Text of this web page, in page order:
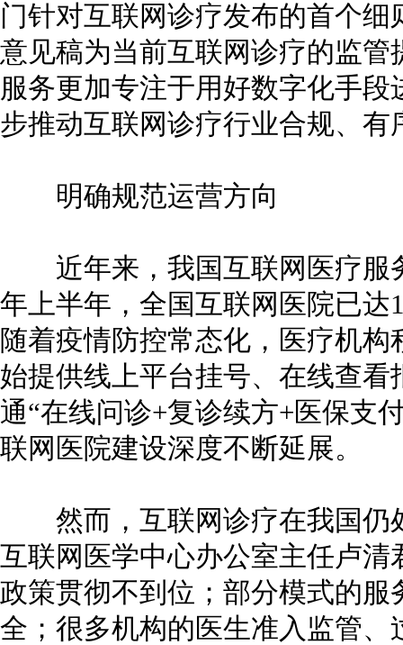
门针对互联网诊疗发布的首个
意见稿为当前互联网诊疗的监
服务更加专注于用好数字化手
步推动互联网诊疗行业合规、有
明确规范运营方向
近年来，我国互联网医疗服
年上半年，全国互联网医院已达
随着疫情防控常态化，医疗机
始提供线上平台挂号、在线查
通“在线问诊+复诊续方+医保支
联网医院建设深度不断延展。
然而，互联网诊疗在我国仍
互联网医学中心办公室主任卢
政策贯彻不到位；部分模式的
全；很多机构的医生准入监管